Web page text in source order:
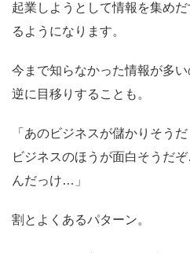
起業しようとして情報を集め
るようになります。
今まで知らなかった情報が多い
逆に目移りすることも。
「あのビジネスが儲かりそう
ビジネスのほうが面白そうだ
んだっけ…」
割とよくあるパターン。